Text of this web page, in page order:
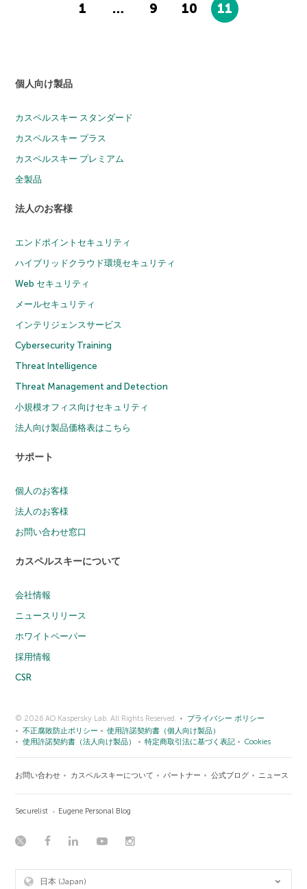
1 … 9 10 11
個人向け製品
カスペルスキー スタンダード
カスペルスキー プラス
カスペルスキー プレミアム
全製品
法人のお客様
エンドポイントセキュリティ
ハイブリッドクラウド環境セキュリティ
Web セキュリティ
メールセキュリティ
インテリジェンスサービス
Cybersecurity Training
Threat Intelligence
Threat Management and Detection
小規模オフィス向けセキュリティ
法人向け製品価格表はこちら
サポート
個人のお客様
法人のお客様
お問い合わせ窓口
カスペルスキーについて
会社情報
ニュースリリース
ホワイトペーパー
採用情報
CSR
© 2026 AO Kaspersky Lab. All Rights Reserved.
プライバシー ポリシー
不正腐敗防止ポリシー
使用許諾契約書（個人向け製品）
使用許諾契約書（法人向け製品）
特定商取引法に基づく表記 Cookies
お問い合わせ カスペルスキーについて パートナー 公式ブログ ニュース
Securelist Eugene Personal Blog
日本 (Japan)